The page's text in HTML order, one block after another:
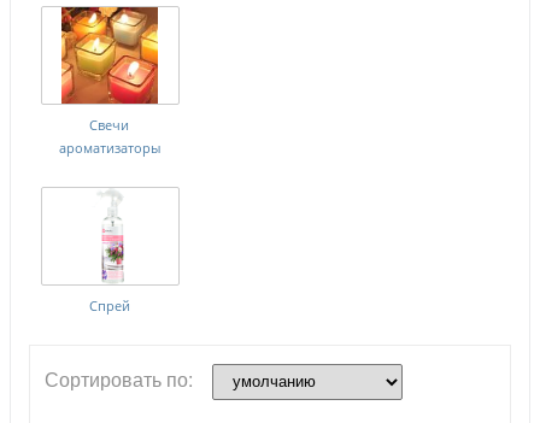
Свечи
ароматизаторы
Спрей
Сортировать по: